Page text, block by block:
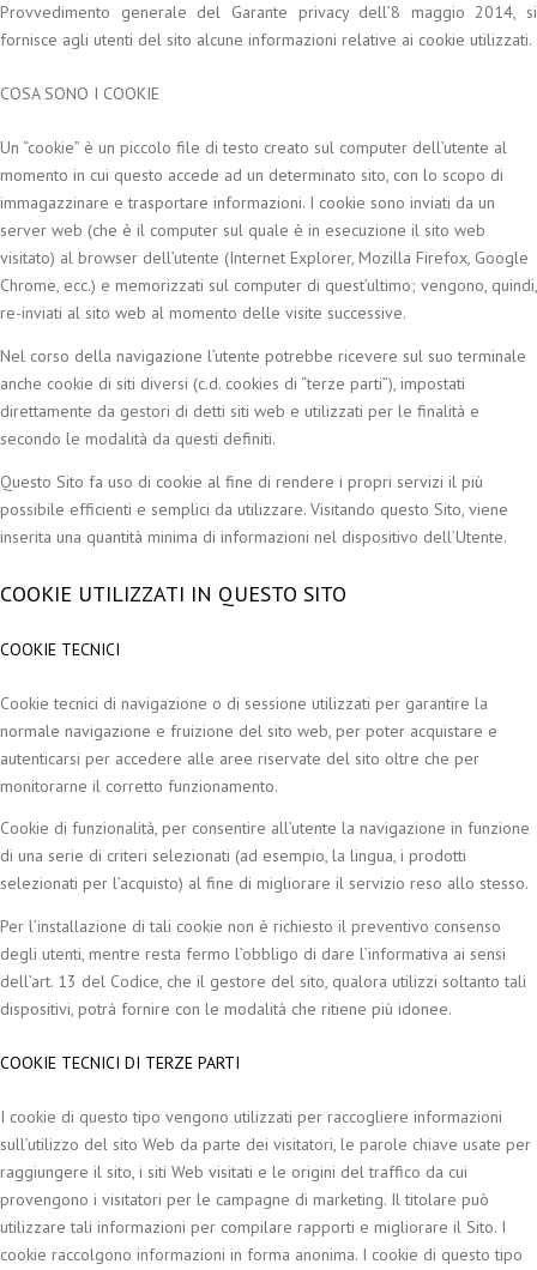
Provvedimento generale del Garante privacy dell’8 maggio 2014, si
fornisce agli utenti del sito alcune informazioni relative ai cookie utilizzati.
COSA SONO I COOKIE
Un “cookie” è un piccolo file di testo creato sul computer dell’utente al
momento in cui questo accede ad un determinato sito, con lo scopo di
immagazzinare e trasportare informazioni. I cookie sono inviati da un
server web (che è il computer sul quale è in esecuzione il sito web
visitato) al browser dell’utente (Internet Explorer, Mozilla Firefox, Google
Chrome, ecc.) e memorizzati sul computer di quest’ultimo; vengono, quindi,
re-inviati al sito web al momento delle visite successive.
Nel corso della navigazione l’utente potrebbe ricevere sul suo terminale
anche cookie di siti diversi (c.d. cookies di “terze parti”), impostati
direttamente da gestori di detti siti web e utilizzati per le finalità e
secondo le modalità da questi definiti.
Questo Sito fa uso di cookie al fine di rendere i propri servizi il più
possibile efficienti e semplici da utilizzare. Visitando questo Sito, viene
inserita una quantità minima di informazioni nel dispositivo dell’Utente.
COOKIE UTILIZZATI IN QUESTO SITO
COOKIE TECNICI
Cookie tecnici di navigazione o di sessione utilizzati per garantire la
normale navigazione e fruizione del sito web, per poter acquistare e
autenticarsi per accedere alle aree riservate del sito oltre che per
monitorarne il corretto funzionamento.
Cookie di funzionalità, per consentire all’utente la navigazione in funzione
di una serie di criteri selezionati (ad esempio, la lingua, i prodotti
selezionati per l’acquisto) al fine di migliorare il servizio reso allo stesso.
Per l’installazione di tali cookie non è richiesto il preventivo consenso
degli utenti, mentre resta fermo l’obbligo di dare l’informativa ai sensi
dell’art. 13 del Codice, che il gestore del sito, qualora utilizzi soltanto tali
dispositivi, potrà fornire con le modalità che ritiene più idonee.
COOKIE TECNICI DI TERZE PARTI
I cookie di questo tipo vengono utilizzati per raccogliere informazioni
sull’utilizzo del sito Web da parte dei visitatori, le parole chiave usate per
raggiungere il sito, i siti Web visitati e le origini del traffico da cui
provengono i visitatori per le campagne di marketing. Il titolare può
utilizzare tali informazioni per compilare rapporti e migliorare il Sito. I
cookie raccolgono informazioni in forma anonima. I cookie di questo tipo